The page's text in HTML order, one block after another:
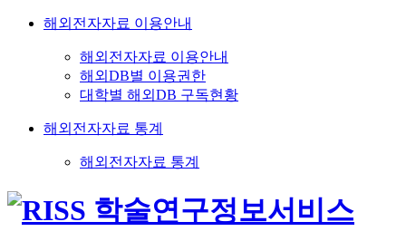
해외전자자료 이용안내
해외전자자료 이용안내
해외DB별 이용권한
대학별 해외DB 구독현황
해외전자자료 통계
해외전자자료 통계